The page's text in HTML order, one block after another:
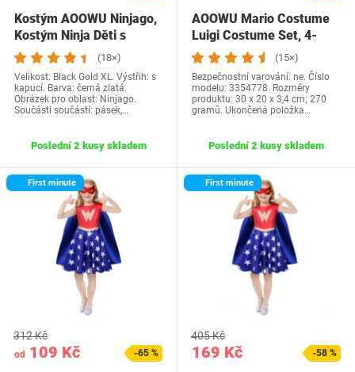
Kostým AOOWU Ninjago,
Kostým Ninja Děti s
dvojitým mečem…
(18×)
Velikost: Black Gold XL. Výstřih: s
kapucí. Barva: černá zlatá.
Obrázek pro oblast: Ninjago.
Součásti součástí: pásek,…
Poslední 2 kusy skladem
AOOWU Mario Costume
Luigi Costume Set, 4-
dílná sada Mario…
(15×)
Bezpečnostní varování: ne. Číslo
modelu: 3354778. Rozměry
produktu: 30 x 20 x 3,4 cm; 270
gramů. Ukončená položka…
Poslední 2 kusy skladem
First minute
od 109 Kč
312 Kč
-65 %
First minute
169 Kč
405 Kč
-58 %